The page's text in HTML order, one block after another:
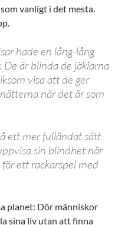
vanligt i det mesta.
hade en lång-lång
De är blinda de jäklarna
visa att de ger
när det är som
ett mer fulländat sätt
sin blindhet när
ett rackarspel med
planet: Dör människor
sina liv utan att finna